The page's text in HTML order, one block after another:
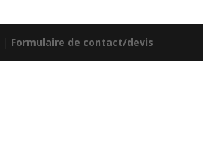
| Formulaire de contact/devis